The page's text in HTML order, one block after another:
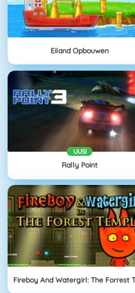
Eiland Opbouwen
UUSI
Rally Point